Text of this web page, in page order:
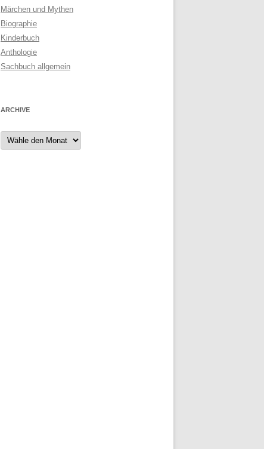
Märchen und Mythen
Biographie
Kinderbuch
Anthologie
Sachbuch allgemein
ARCHIVE
Archive